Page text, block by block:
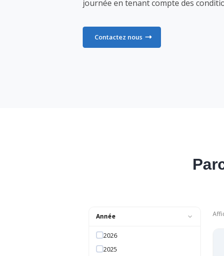
journée en tenant compte des
Contactez nous
Année
2026
2025